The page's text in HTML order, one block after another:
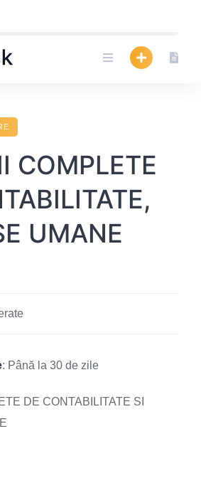
COMPLETE
UMANE
: Până la 30 de zile
DE CONTABILITATE SI